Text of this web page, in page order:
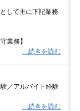
して主に下記業務
業務】
…続きを読む
／アルバイト経験
…続きを読む